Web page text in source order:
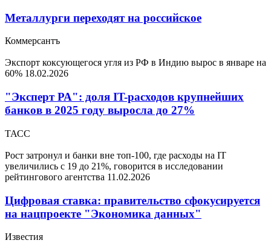
Металлурги переходят на российское
Коммерсантъ
Экспорт коксующегося угля из РФ в Индию вырос в январе на
60% 18.02.2026
"Эксперт РА": доля IT-расходов крупнейших
банков в 2025 году выросла до 27%
ТАСС
Рост затронул и банки вне топ-100, где расходы на IT
увеличились с 19 до 21%, говорится в исследовании
рейтингового агентства 11.02.2026
Цифровая ставка: правительство сфокусируется
на нацпроекте "Экономика данных"
Известия